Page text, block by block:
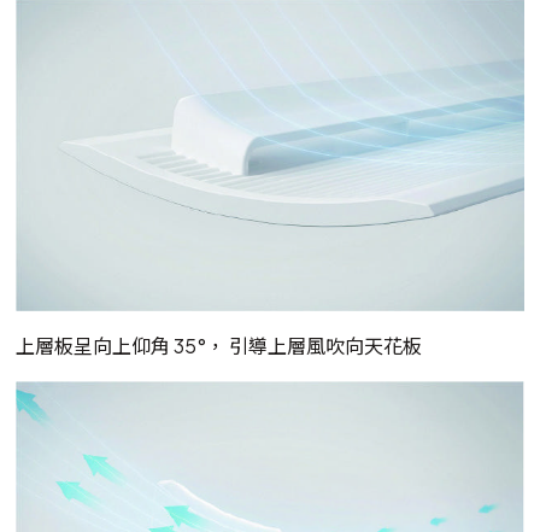
上層板呈向上仰角 35°， 引導上層風吹向天花板